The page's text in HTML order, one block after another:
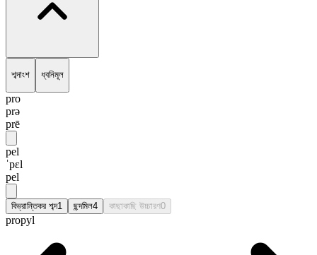
শব্দাংশ ধ্বনিমূল
pro
prə
prē
pel
ˈpɛl
pel
বিভ্রান্তিকর শব্দ1 ছন্দমিল4 কাছাকাছি উচ্চারণ0
propyl